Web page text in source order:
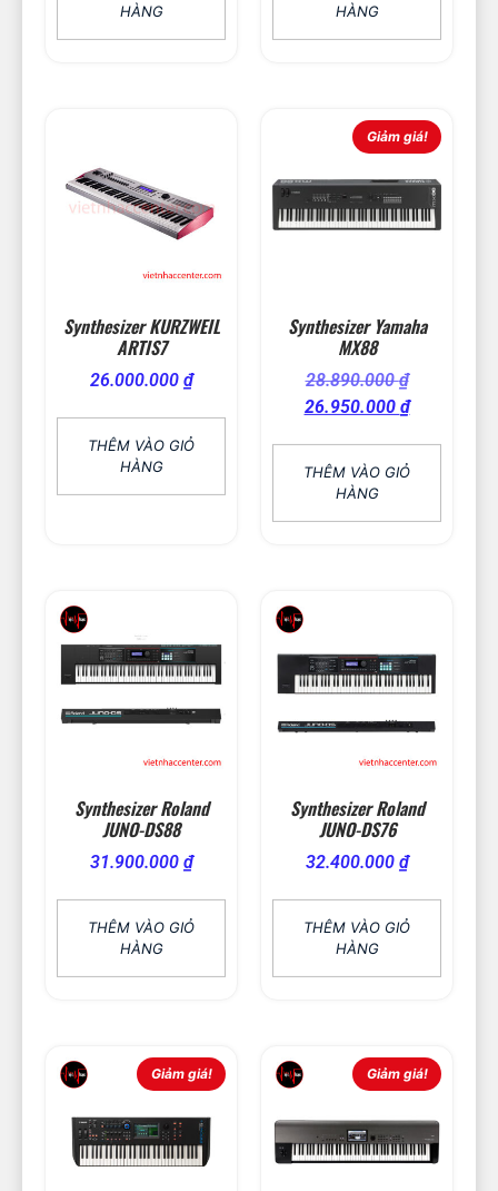
HÀNG
HÀNG
Synthesizer KURZWEIL
ARTIS7
26.000.000 ₫
THÊM VÀO GIỎ
HÀNG
Giảm giá!
Synthesizer Yamaha
MX88
28.890.000₫
26.950.000 ₫
THÊM VÀO GIỎ
HÀNG
Synthesizer Roland
JUNO-DS88
31.900.000 ₫
THÊM VÀO GIỎ
HÀNG
Synthesizer Roland
JUNO-DS76
32.400.000 ₫
THÊM VÀO GIỎ
HÀNG
Giảm giá! Giảm giá!